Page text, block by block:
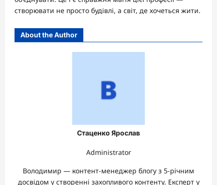
створювати не просто будівлі, а світ, де хочеться жити.
About the Author
Стаценко Ярослав
Administrator
Володимир — контент-менеджер блогу з 5-річним
досвідом у створенні захопливого контенту. Експерт у